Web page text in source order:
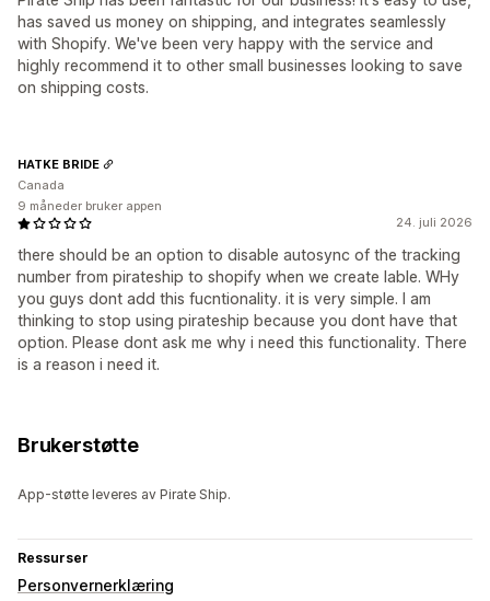
has saved us money on shipping, and integrates seamlessly
with Shopify. We've been very happy with the service and
highly recommend it to other small businesses looking to save
on shipping costs.
24. juli 2026
there should be an option to disable autosync of the tracking
number from pirateship to shopify when we create lable. WHy
you guys dont add this fucntionality. it is very simple. I am
thinking to stop using pirateship because you dont have that
option. Please dont ask me why i need this functionality. There
is a reason i need it.
HATKE BRIDE
Canada
9 måneder bruker appen
Brukerstøtte
App-støtte leveres av Pirate Ship.
Ressurser
Personvernerklæring